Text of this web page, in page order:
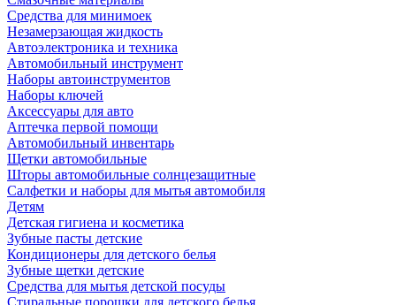
Средства для минимоек
Незамерзающая жидкость
Автоэлектроника и техника
Автомобильный инструмент
Наборы автоинструментов
Наборы ключей
Аксессуары для авто
Аптечка первой помощи
Автомобильный инвентарь
Щетки автомобильные
Шторы автомобильные солнцезащитные
Салфетки и наборы для мытья автомобиля
Детям
Детская гигиена и косметика
Зубные пасты детские
Кондиционеры для детского белья
Зубные щетки детские
Средства для мытья детской посуды
Стиральные порошки для детского белья